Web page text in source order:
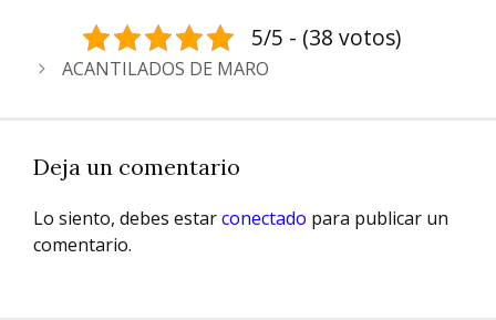
5/5 - (38 votos)
ACANTILADOS DE MARO
Deja un comentario
Lo siento, debes estarconectado para publicar un
comentario.